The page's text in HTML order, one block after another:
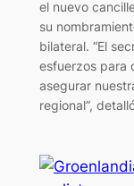
el nuevo
su
bilateral. “El
esfuerzos para
asegurar
regional”,